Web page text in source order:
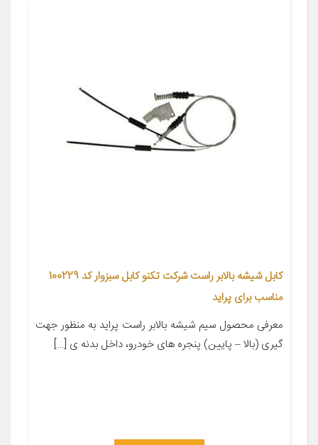
کابل شیشه بالابر راست شرکت تکنو کابل سبزوار کد 100229
مناسب برای پراید
معرفی محصول سیم شیشه بالابر راست پراید به منظور جهت
گیری (بالا – پایین) پنجره های خودرو، داخل بدنه ی […]